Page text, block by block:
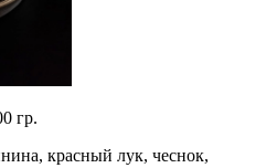
гр.
красный лук, чеснок,